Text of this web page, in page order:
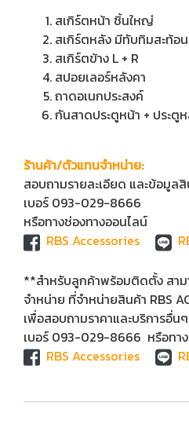
สเกิร์ตหน้า ชิ้นใหญ่
สเกิร์ตหลัง มีทับทิมสะท้อ
สเกิร์ตข้าง L + R
สปอยเลอร์หลังคา
ถาดอเนกประสงค์
กันสาดประตูหน้า + ประตู
ร้านค้า/ตัวแทนจำหน่าย:
สอบถามรายละเอียด และข้อมูล
เบอร์ 093-029-8666
หรือทางช่องทางออนไลน์
RBS Accessories
**สำหรับลูกค้าพร้อมติดตั้ง สา
จำหน่าย ที่จำหน่ายสินค้า RBS
เพื่อสอบถามราคาและบริการอื่น
เบอร์ 093-029-8666 หรือทา
RBS Accessories